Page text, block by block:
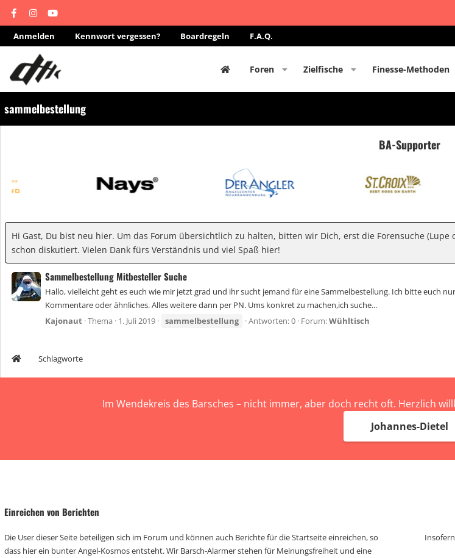
Anmelden Kennwort vergessen? Boardregeln F.A.Q.
Foren Zielfische Finesse-Methoden
sammelbestellung
BA-Supporter
Hi Gast, Du bist neu hier. Um das Forum übersichtlich zu halten, bitten wir Dich, erst die Forensuche
schon diskutiert. Vielen Dank fürs Verständnis und viel Spaß hier!
Sammelbestellung Mitbesteller Suche
Hallo, vielleicht geht es euch wie mir jetzt grad und ihr sucht jemand für eine Sammelbestellung. Ich bitte euch
Kommentare oder ähnliches. Alles weitere dann per PN. Ums konkret zu machen,ich suche...
Kajonaut Thema 1. Juli 2019 sammelbestellung Antworten: 0 Forum:Wühltisch
Schlagworte
Im Wendekreis des Barsches – nicht immer, aber doch recht oft. Herzlich
Johannes-Dietel
Einreichen von Berichten
Die User dieser Seite beteiligen sich im Forum und können auch Berichte für die Startseite einreichen, so
dass hier ein bunter Angel-Kosmos entsteht. Wir Barsch-Alarmer stehen für Meinungsfreiheit und eine